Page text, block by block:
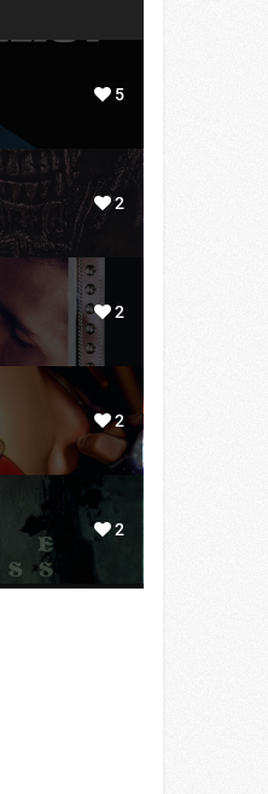
5
2
2
2
2